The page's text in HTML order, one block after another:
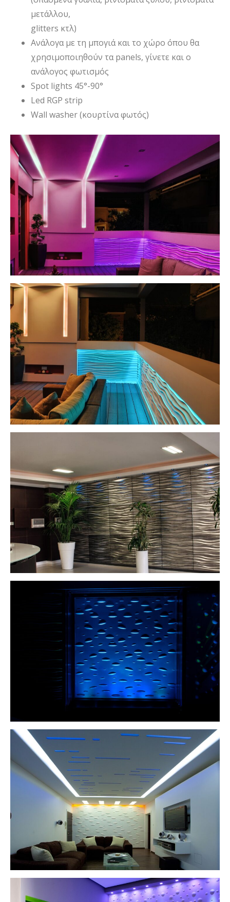
μετάλλου,
glitters κτλ)
Ανάλογα με τη μπογιά και το χώρο όπου θα
χρησιμοποιηθούν τα panels, γίνετε και ο
ανάλογος φωτισμός
Spot lights 45°-90°
Led RGP strip
Wall washer (κουρτίνα φωτός)